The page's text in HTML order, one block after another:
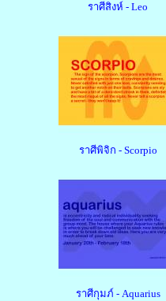
ราศีสิงห์ - Leo
ราศีพิจิก - Scorpio
ราศีกุมภ์ - Aquarius